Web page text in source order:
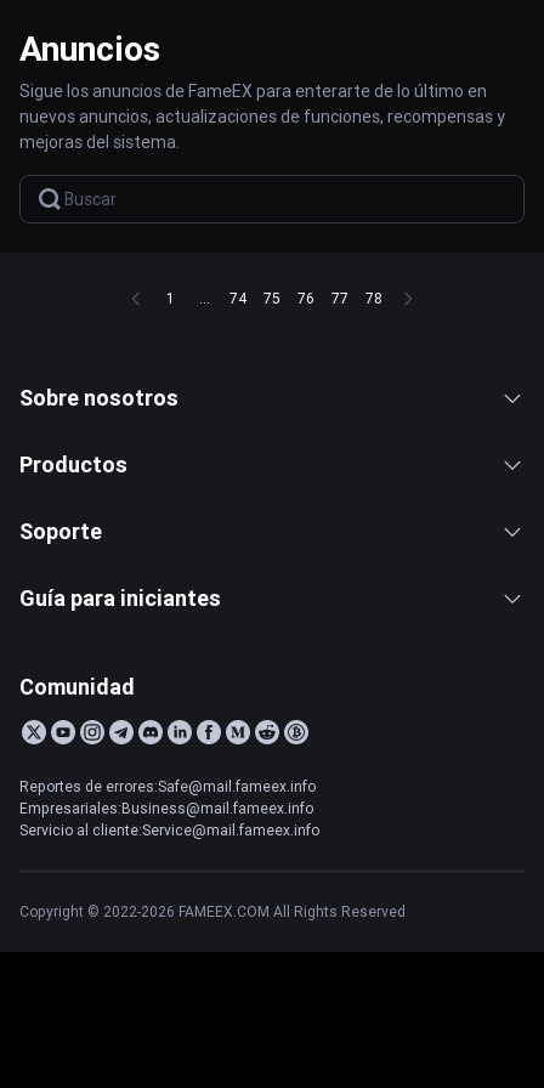
Anuncios
Sigue los anuncios de FameEX para enterarte de lo último en
nuevos anuncios, actualizaciones de funciones, recompensas y
mejoras del sistema.
1 ... 74 75 76 77 78
Sobre nosotros
Productos
Soporte
Guía para iniciantes
Comunidad
Reportes de errores:Safe@mail.fameex.info
Empresariales:Business@mail.fameex.info
Servicio al cliente:Service@mail.fameex.info
Copyright © 2022-2026 FAMEEX.COM All Rights Reserved